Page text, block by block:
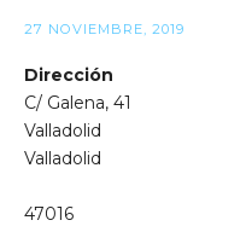
27 NOVIEMBRE, 2019
Dirección
C/ Galena, 41
Valladolid
Valladolid
47016